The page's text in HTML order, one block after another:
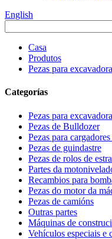
English
Casa
Produtos
Pezas para
Categorías
Pezas para
Pezas de Bulldozer
Pezas para
Pezas de guindastre
Pezas de rolos de
Partes da
Recambios para
Pezas do motor da
Pezas de camións
Outras partes
Máquinas de
Vehículos especiais e